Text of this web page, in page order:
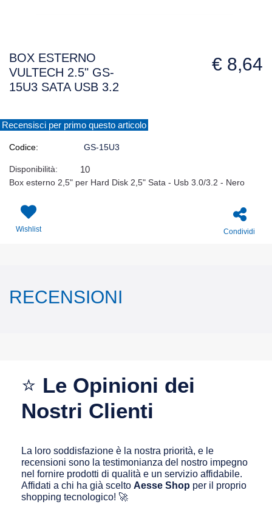
BOX ESTERNO
VULTECH 2.5" GS-
15U3 SATA USB 3.2
€ 8,64
Recensisci per primo questo articolo
Codice: GS-15U3
Disponibilità: 10
Box esterno 2,5" per Hard Disk 2,5" Sata - Usb 3.0/3.2 - Nero
Wishlist Condividi
RECENSIONI
⭐ Le Opinioni dei
Nostri Clienti
La loro soddisfazione è la nostra priorità, e le
recensioni sono la testimonianza del nostro impegno
nel fornire prodotti di qualità e un servizio affidabile.
Affidati a chi ha già scelto Aesse Shop per il proprio
shopping tecnologico! 🚀